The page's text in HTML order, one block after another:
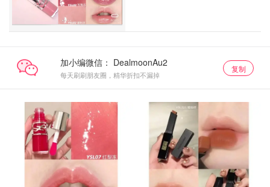
加小编微信：
每天刷刷朋友圈，精华折扣不漏掉
复制